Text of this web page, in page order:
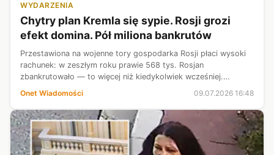
WYDARZENIA
Chytry plan Kremla się sypie. Rosji grozi
efekt domina. Pół miliona bankrutów
Przestawiona na wojenne tory gospodarka Rosji płaci wysoki
rachunek: w zeszłym roku prawie 568 tys. Rosjan
zbankrutowało — to więcej niż kiedykolwiek wcześniej.
Europejskie służby wywiadowcze mówią o "wybuchowej
Onet Wiadomości 09.07.2026 16:48